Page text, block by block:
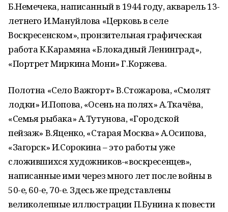
Б.Немечека, написанный в 1944 году, акварель 13-
летнего И.Мануйлова «Церковь в селе
Воскресенском», пронзительная графическая
работа К.Карамяна «Блокадный Ленинград»,
«Портрет Миркина Мони» Г.Коржева.
Полотна «Село Важгорт» В.Стожарова, «Смолят
лодки» И.Попова, «Осень на полях» А.Ткачёва,
«Семья рыбака» А.Тутунова, «Городской
пейзаж» В.Яценко, «Старая Москва» А.Осипова,
«Загорск» И.Сорокина – это работы уже
сложившихся художников-«воскресенцев»,
написанные ими через много лет после войны в
50-е, 60-е, 70-е. Здесь же представлены
великолепные иллюстрации П.Бунина к повести